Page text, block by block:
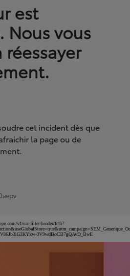
est
Nous vous
cet incident dès que
la page ou de
v1/car-filter-header/fr/fr?
3V9wdBoCB7gQAvD_BwE